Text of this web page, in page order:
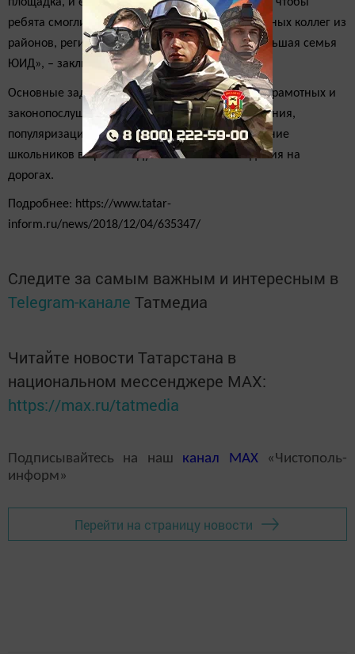
ребята смогли “заразить” этой работой своих юных коллег из
районов, регионов, чтобы получилась такая большая семья
ЮИД», – заключила спикер.
Основные задачи пресс-центров – воспитание грамотных и
законопослушных участников дорожного движения,
популяризация юидовского движения, вовлечение
школьников в пропаганду безопасного поведения на
дорогах.
Подробнее: https://www.tatar-
inform.ru/news/2018/12/04/635347/
Следите за самым важным и интересным в
Telegram-канале Татмедиа
Читайте новости Татарстана в
национальном мессенджере MАХ:
https://max.ru/tatmedia
Подписывайтесь на наш канал MAX«Чистополь-
информ»
Перейти на страницу новости